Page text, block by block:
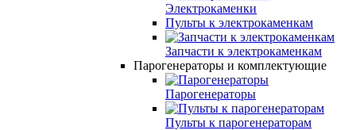
Электрокаменки
Пульты к электрокаменкам
Запчасти к электрокаменкам
Парогенераторы и комплектующие
Парогенераторы
Пульты к парогенераторам